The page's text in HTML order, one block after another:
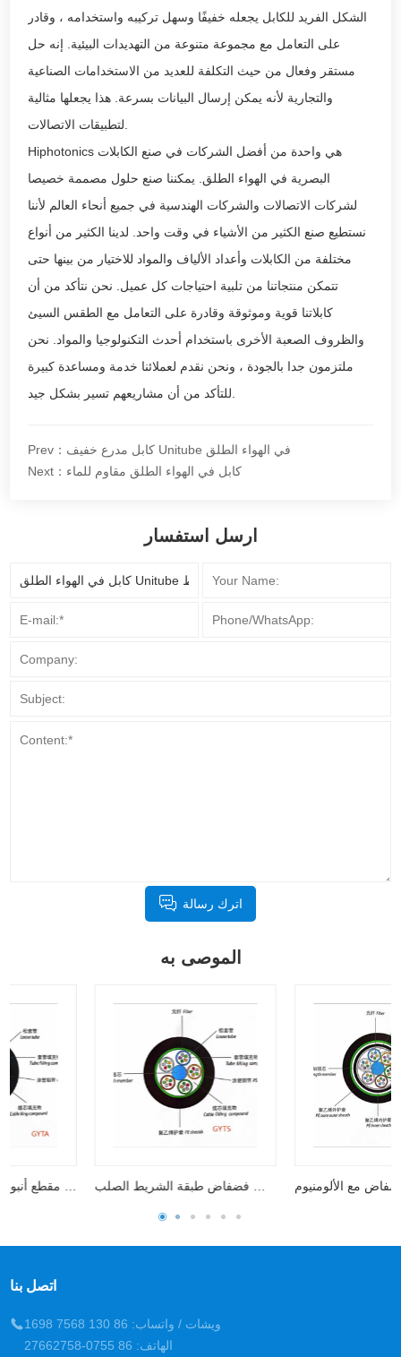
الشكل الفريد للكابل يجعله خفيفًا وسهل تركيبه واستخدامه ، وقادر
على التعامل مع مجموعة متنوعة من التهديدات البيئية. إنه حل
مستقر وفعال من حيث التكلفة للعديد من الاستخدامات الصناعية
والتجارية لأنه يمكن إرسال البيانات بسرعة. هذا يجعلها مثالية
Hiphotonics هي واحدة من أفضل الشركات في صنع الكابلات
البصرية في الهواء الطلق. يمكننا صنع حلول مصممة خصيصا
لشركات الاتصالات والشركات الهندسية في جميع أنحاء العالم لأننا
نستطيع صنع الكثير من الأشياء في وقت واحد. لدينا الكثير من أنواع
مختلفة من الكابلات وأعداد الألياف والمواد للاختيار من بينها حتى
تتمكن منتجاتنا من تلبية احتياجات كل عميل. نحن نتأكد من أن
كابلاتنا قوية وموثوقة وقادرة على التعامل مع الطقس السيئ
والظروف الصعبة الأخرى باستخدام أحدث التكنولوجيا والمواد. نحن
ملتزمون جدا بالجودة ، ونحن نقدم لعملائنا خدمة ومساعدة كبيرة
Prev：كابل مدرع خفيف Unitube في الهواء الطلق
Next：كابل في الهواء الطلق مقاوم للماء
ارسل استفسار
اترك رسالة
الموصى به
كابل في الهواء الطلق أنبوب فضفاض طبقة الشريط الصلب كابل في الهواء الطلق كابل أنبوب فضفاض مع الألومنيوم
اتصل بنا
ويشات / واتساب: 86 130 7568 1698
الهاتف: 86 0755-27662758